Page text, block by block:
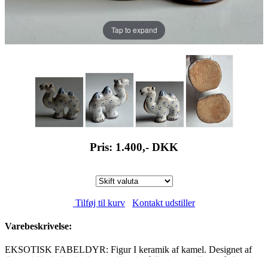
Tap to expand
Pris: 1.400,- DKK
Tilføj til kurv Kontakt udstiller
Varebeskrivelse:
EKSOTISK FABELDYR: Figur I keramik af kamel. Designet af